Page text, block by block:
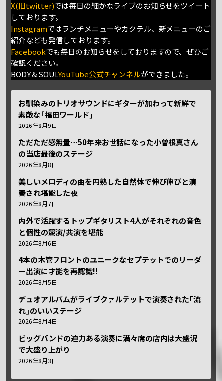
X(旧twitter)では毎日の細かなライブのお知らせをツイート
しております。
Instagramではランチメニューやカクテル、新メニューのご
紹介なども発信しております。
Facebookでも毎日のお知らせをしておりますので、ぜひご
確認ください。
BODY＆SOULYouTube公式チャンネルができました。
お馴染みのトリオサウンドにギターが加わって新鮮で
素敵な｢福田ワールド｣
2026年8月9日
ただただ感無量⋯50年来お世話になった小曽根真さん
の当店最後のステージ
2026年8月8日
美しいメロディの曲を円熟した自然体で伸び伸びと演
奏され堪能した夜
2026年8月7日
内外で活躍するトップギタリスト4人がそれぞれの音色
と個性の競演/共演を堪能
2026年8月6日
4本の木管フロントのユニークなセプテットでのリーダ
ー出演に才能を再認識!!
2026年8月5日
デュオアルバムがライブクァルテットで演奏された｢流
れ｣のいいステージ
2026年8月4日
ビッグバンドの迫力ある演奏に満々席の店内は大盛況
で大盛り上がり
2026年8月3日